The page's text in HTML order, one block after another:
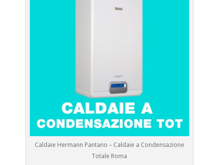
Caldaie Hermann Pantano – Caldaie a Condensazione
Totale Roma